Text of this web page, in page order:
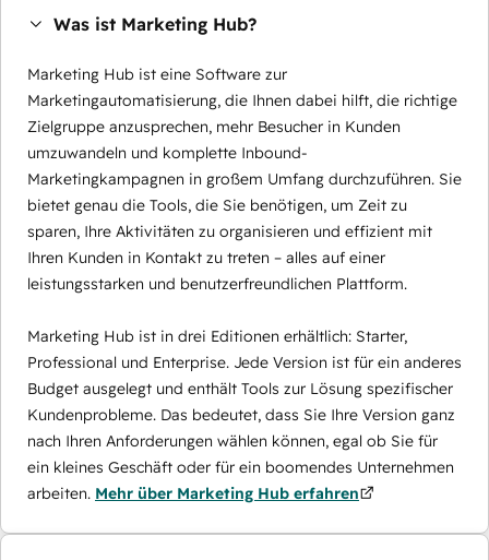
Was ist Marketing Hub?
Marketing Hub ist eine Software zur
Marketingautomatisierung, die Ihnen dabei hilft, die richtige
Zielgruppe anzusprechen, mehr Besucher in Kunden
umzuwandeln und komplette Inbound-
Marketingkampagnen in großem Umfang durchzuführen. Sie
bietet genau die Tools, die Sie benötigen, um Zeit zu
sparen, Ihre Aktivitäten zu organisieren und effizient mit
Ihren Kunden in Kontakt zu treten – alles auf einer
leistungsstarken und benutzerfreundlichen Plattform.
Marketing Hub ist in drei Editionen erhältlich: Starter,
Professional und Enterprise. Jede Version ist für ein anderes
Budget ausgelegt und enthält Tools zur Lösung spezifischer
Kundenprobleme. Das bedeutet, dass Sie Ihre Version ganz
nach Ihren Anforderungen wählen können, egal ob Sie für
ein kleines Geschäft oder für ein boomendes Unternehmen
arbeiten. Mehr über Marketing Hub erfahren